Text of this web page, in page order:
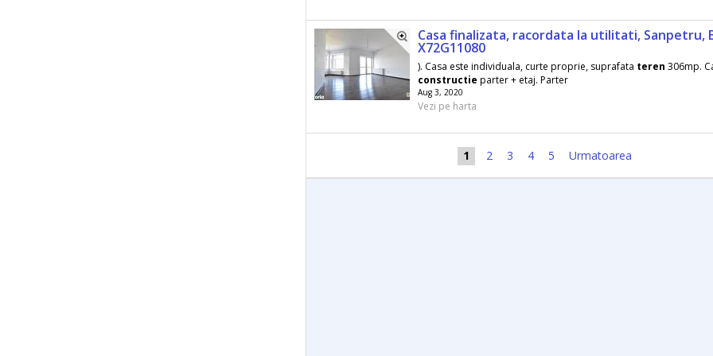
Casa finalizata, racordata la utilitati, Sanpetru,
X72G11080
). Casa este individuala, curte proprie, suprafata teren 306mp.
constructie parter + etaj. Parter
Aug 3, 2020
Vezi pe harta
1 2 3 4 5 Urmatoarea